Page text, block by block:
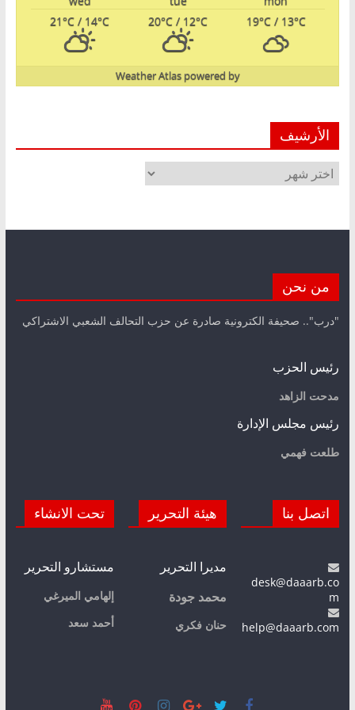
19°C/ 13°C
20°C / 12°C
21°C / 14°C
powered by
Weather Atlas
الأرشيف
الأرشيف
من نحن
"درب".. صحيفة الكترونية صادرة عن حزب التحالف الشعبي الاشتراكي
رئيس الحزب
مدحت الزاهد
رئيس مجلس الإدارة
طلعت فهمي
اتصل بنا
desk@daaarb.co
m
help@daaarb.com
هيئة التحرير
مديرا التحرير
محمد جودة
حنان فكري
تحت الانشاء
مستشارو التحرير
إلهامي الميرغي
أحمد سعد